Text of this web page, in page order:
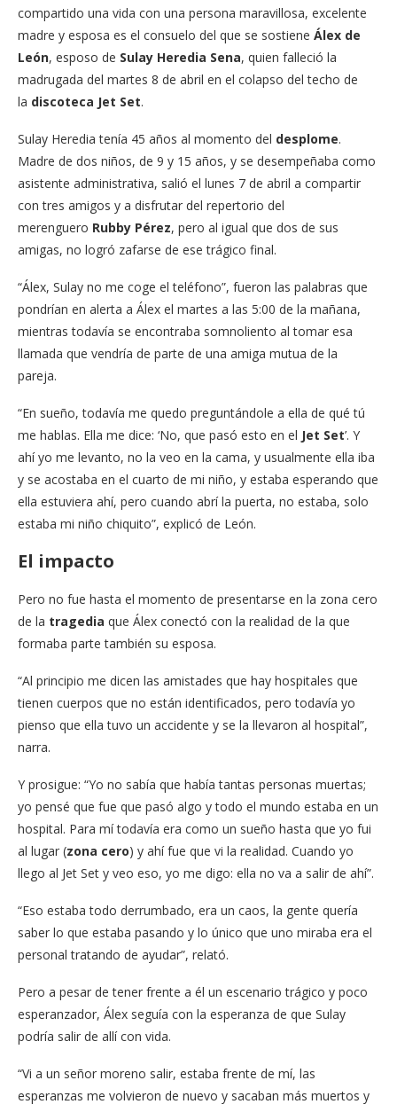
compartido una vida con una persona maravillosa, excelente
madre y esposa es el consuelo del que se sostiene Álex de
León, esposo de Sulay Heredia Sena, quien falleció la
madrugada del martes 8 de abril en el colapso del techo de
la discoteca Jet Set.
Sulay Heredia tenía 45 años al momento del desplome.
Madre de dos niños, de 9 y 15 años, y se desempeñaba como
asistente administrativa, salió el lunes 7 de abril a compartir
con tres amigos y a disfrutar del repertorio del
merenguero Rubby Pérez, pero al igual que dos de sus
amigas, no logró zafarse de ese trágico final.
“Álex, Sulay no me coge el teléfono”, fueron las palabras que
pondrían en alerta a Álex el martes a las 5:00 de la mañana,
mientras todavía se encontraba somnoliento al tomar esa
llamada que vendría de parte de una amiga mutua de la
pareja.
“En sueño, todavía me quedo preguntándole a ella de qué tú
me hablas. Ella me dice: ‘No, que pasó esto en el Jet Set’. Y
ahí yo me levanto, no la veo en la cama, y usualmente ella iba
y se acostaba en el cuarto de mi niño, y estaba esperando que
ella estuviera ahí, pero cuando abrí la puerta, no estaba, solo
estaba mi niño chiquito”, explicó de León.
El impacto
Pero no fue hasta el momento de presentarse en la zona cero
de la tragedia que Álex conectó con la realidad de la que
formaba parte también su esposa.
“Al principio me dicen las amistades que hay hospitales que
tienen cuerpos que no están identificados, pero todavía yo
pienso que ella tuvo un accidente y se la llevaron al hospital”,
narra.
Y prosigue: “Yo no sabía que había tantas personas muertas;
yo pensé que fue que pasó algo y todo el mundo estaba en un
hospital. Para mí todavía era como un sueño hasta que yo fui
al lugar (zona cero) y ahí fue que vi la realidad. Cuando yo
llego al Jet Set y veo eso, yo me digo: ella no va a salir de ahí”.
“Eso estaba todo derrumbado, era un caos, la gente quería
saber lo que estaba pasando y lo único que uno miraba era el
personal tratando de ayudar”, relató.
Pero a pesar de tener frente a él un escenario trágico y poco
esperanzador, Álex seguía con la esperanza de que Sulay
podría salir de allí con vida.
“Vi a un señor moreno salir, estaba frente de mí, las
esperanzas me volvieron de nuevo y sacaban más muertos y